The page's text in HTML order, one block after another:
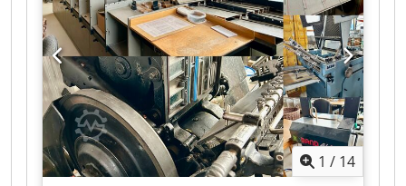
Stanzleistung: ca. 35/min, max. Bindekapazität:
500Blatt, Maschinendimensionen X/Y/Z: ca.
550mm/450mm/600mm, Gewicht: ca. 65kg.
Dokumentation vorhanden. Eine Besichtigung
vor Ort ist möglich. Chodpfoznx Itjx Abxoa
1 / 14